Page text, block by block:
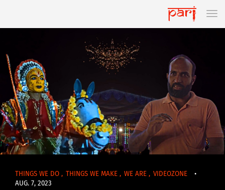
THINGS WE DO , THINGS WE MAKE , WE ARE , VIDEOZONE
•
AUG. 7, 2023